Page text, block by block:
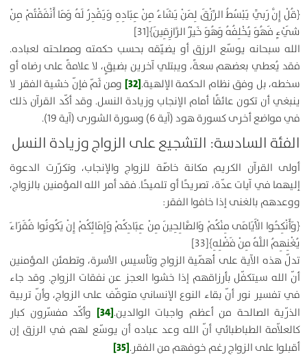
﴿قُلْ إِنَّ رَبِّي يَبْسُطُ الرِّزْقَ لِمَنْ يَشَاءُ مِنْ عِبَادِهِ وَيَقْدِرُ لَهُ وَمَا أَنْفَقْتُمْ مِنْ
شَيْءٍ فَهُوَ يُخْلِفُهُ وَهُوَ خَيْرُ الرَّازِقِينَ﴾[31]
الله سبحانه يوسّع الرزق أو يضيّقه بحسب حكمته ومصلحته لعباده.
فقد يُعطي بعضهم سعةً، ويبتلي آخرين بضيقٍ، لا علامةً على رضاه أو
سخطه، بل وفق نظام الحكمة الإلهية.[32]
ومن ثَمّ فإنّ خشية الفقر لا
ينبغي أن تكون عائقًا أمام الإنجاب وزيادة النسل. وقد أكّد القرآن ذلك
في مواضع أخرى كسورة هود (آية 6) وسورة الشورى (آية 19).
الفئة السادسة: التشجيع على الزواج وزيادة النسل
أولى القرآن الكريم مكانة خاصّة للزواج والإنجاب، وتكرّرت الدعوة
إليهما في آيات عدّة، تصريحًا أو تلميحًا. فقد أمر الله المؤمنين بالزواج،
ووعدهم بالغنى إذا خافوا الفقر:
﴿وَأَنْكِحُوا الْأَيَامَى مِنْكُمْ وَالصَّالِحِينَ مِنْ عِبَادِكُمْ وَإِمَائِكُمْ إِنْ يَكُونُوا فُقَرَاءَ
يُغْنِهِمُ اللَّهُ مِنْ فَضْلِهِ﴾[33]
تدلّ هذه الآية على أهمّية الزواج وتأسيس الأسرة، وتطمئن المؤمنين
أنّ الله سيتكفّل بأرزاقهم إذا خشوا العجز عن نفقات الزواج. وقد جاء
في تفسير نور أنّ بقاء النوع الإنساني متوقّف على الزواج، وأنّ تربية
الذرّية الصالحة من أعظم واجبات الوالدين.[34]
وأكّد مفسّرون كبار
كالعلاّمة الطباطبائي أنّ الله وعد عباده أن يوسّع لهم في الرزق إن
أقبلوا على الزواج رغم خوفهم من الفقر.[35]